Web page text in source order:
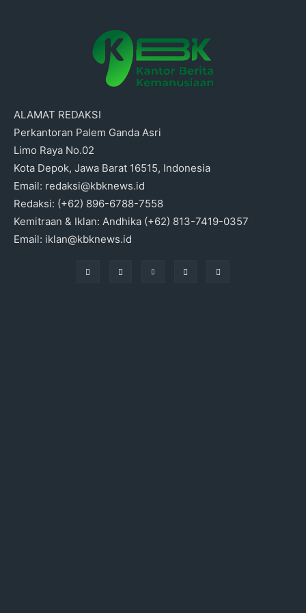
ALAMAT REDAKSI
Perkantoran Palem Ganda Asri
Limo Raya No.02
Kota Depok, Jawa Barat 16515, Indonesia
Email: redaksi@kbknews.id
Redaksi: (+62) 896-6788-7558
Kemitraan & Iklan: Andhika (+62) 813-7419-0357
Email: iklan@kbknews.id